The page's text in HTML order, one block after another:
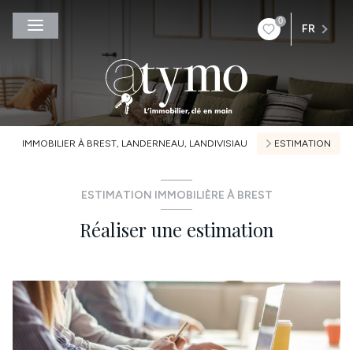
0
FR
IMMOBILIER À BREST, LANDERNEAU, LANDIVISIAU ESTIMATION
ESTIMATION IMMOBILIÈRE À BREST
Réaliser une estimation